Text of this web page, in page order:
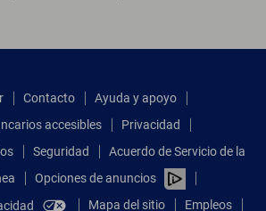
Contacto
Ayuda y apoyo
accesibles
Privacidad
Seguridad
Acuerdo de Servicio de la
Opciones de anuncios
Mapa del sitio Empleos